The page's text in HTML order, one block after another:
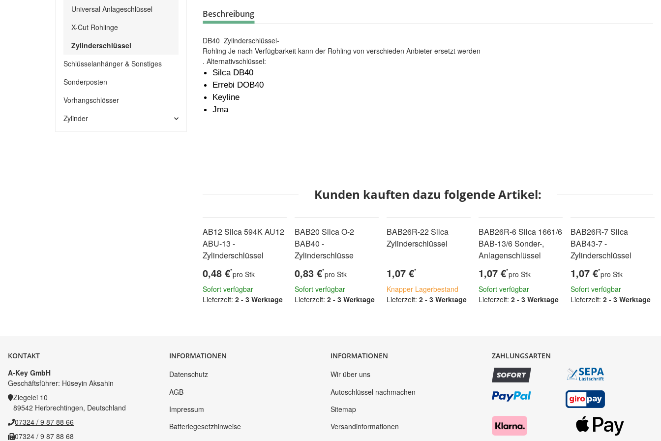
Beschreibung
DB40 Zylinderschlüssel-
Rohling Je nach Verfügbarkeit kann der Rohling von verschieden Anbieter ersetzt werden
. Alternativschlüssel:
Silca DB40
Errebi DOB40
Keyline
Jma
Kunden kauften dazu folgende Artikel:
AB12 Silca 594K AU12
ABU-13 -
Zylinderschlüssel
0,48 €*pro Stk
Sofort verfügbar
Lieferzeit: 2 - 3 Werktage
BAB20 Silca O-2
BAB40 -
Zylinderschlüsse
0,83 €*pro Stk
Sofort verfügbar
Lieferzeit: 2 - 3 Werktage
BAB26R-22 Silca
Zylinderschlüssel
1,07 €*
Knapper Lagerbestand
Lieferzeit: 2 - 3 Werktage
BAB26R-6 Silca 1661/6
BAB-13/6 Sonder-,
Anlagenschlüssel
1,07 €*pro Stk
Sofort verfügbar
Lieferzeit: 2 - 3 Werktage
BAB26R-7 Silca
BAB43-7 -
Zylinderschlüssel
1,07 €*pro Stk
Sofort verfügbar
Lieferzeit: 2 - 3 Werktage
Universal Anlageschlüssel
X-Cut Rohlinge
Zylinderschlüssel
Schlüsselanhänger & Sonstiges
Sonderposten
Vorhangschlösser
Zylinder
KONTAKT
A-Key GmbH
Geschäftsführer: Hüseyin Aksahin
Ziegelei 10
89542 Herbrechtingen, Deutschland
07324 / 9 87 88 66
07324 / 9 87 88 68
INFORMATIONEN
Datenschutz
AGB
Impressum
Batteriegesetzhinweise
INFORMATIONEN
Wir über uns
Autoschlüssel nachmachen
Sitemap
Versandinformationen
ZAHLUNGSARTEN